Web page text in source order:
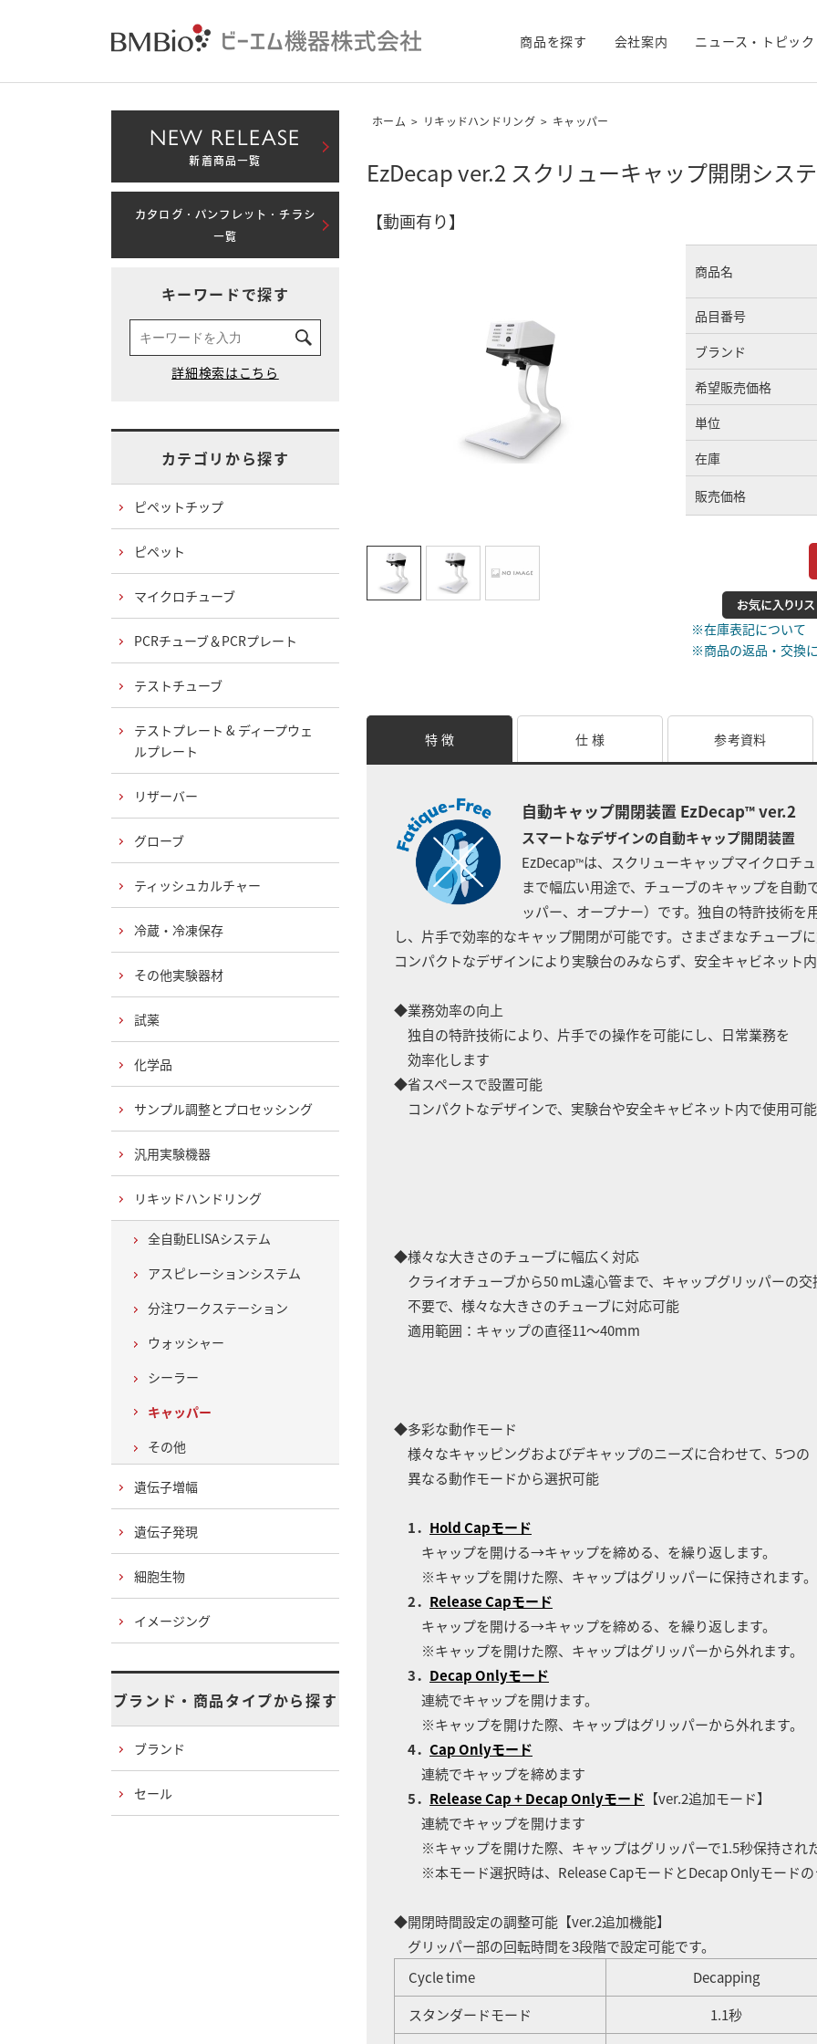
商品を探す 会社案内 ニュース・トピック
ホーム > リキッドハンドリング > キャッパー
EzDecap ver.2 スクリューキャップ開閉シス
【動画有り】
商品名
品目番号
ブランド
希望販売価格
単位
在庫
販売価格
※在庫表記について
※商品の返品・交換
特 徴 仕 様 参考資料
自動キャップ開閉装置 EzDecap™ ver.2
スマートなデザインの自動キャップ開閉装置
EzDecap™は、スクリューキャップマイクロチ
まで幅広い用途で、チューブのキャップを自
ッパー、オープナー）です。独自の特許技術
し、片手で効率的なキャップ開閉が可能です。さまざまなチューブ
コンパクトなデザインにより実験台のみならず、安全キャビネット
◆業務効率の向上
独自の特許技術により、片手での操作を可能にし、日常業務を
効率化します
◆省スペースで設置可能
コンパクトなデザインで、実験台や安全キャビネット内で使用可能
◆様々な大きさのチューブに幅広く対応
クライオチューブから50 mL遠心管まで、キャップグリッパーの交
不要で、様々な大きさのチューブに対応可能
適用範囲：キャップの直径11～40mm
◆多彩な動作モード
様々なキャッピングおよびデキャップのニーズに合わせて、5つの
異なる動作モードから選択可能
1． Hold Capモード
キャップを開ける→キャップを締める、を繰り返します。
※キャップを開けた際、キャップはグリッパーに保持されます。
2． Release Capモード
キャップを開ける→キャップを締める、を繰り返します。
※キャップを開けた際、キャップはグリッパーから外れます。
3． Decap Onlyモード
連続でキャップを開けます。
※キャップを開けた際、キャップはグリッパーから外れます。
4． Cap Onlyモード
連続でキャップを締めます
5． Release Cap + Decap Onlyモード 【ver.2追加モード】
連続でキャップを開けます
※キャップを開けた際、キャップはグリッパーで1.5秒保持され
※本モード選択時は、Release CapモードとDecap Onlyモードの
◆開閉時間設定の調整可能【ver.2追加機能】
グリッパー部の回転時間を3段階で設定可能です。
Cycle time
Decapping
スタンダードモード
1.1秒
NEW RELEASE
新着商品一覧
カタログ・パンフレット・チラシ
一覧
キーワードで探す
カテゴリから探す
ピペットチップ
ピペット
マイクロチューブ
PCRチューブ＆PCRプレート
テストチューブ
テストプレート & ディープウェ
ルプレート
リザーバー
グローブ
ティッシュカルチャー
冷蔵・冷凍保存
その他実験器材
試薬
化学品
サンプル調整とプロセッシング
汎用実験機器
リキッドハンドリング
全自動ELISAシステム
アスピレーションシステム
分注ワークステーション
ウォッシャー
シーラー
キャッパー
その他
遺伝子増幅
遺伝子発現
細胞生物
イメージング
ブランド・商品タイプから探す
ブランド
セール